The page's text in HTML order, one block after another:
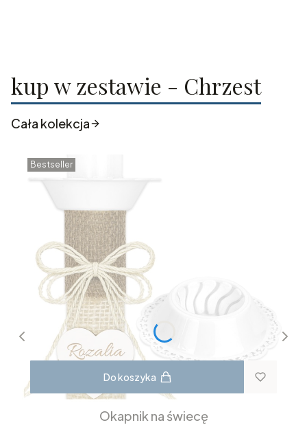
kup w zestawie - Chrzest
Cała kolekcja
Bestseller
Do koszyka
Okapnik na świecę